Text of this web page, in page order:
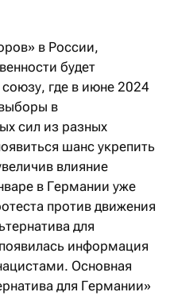
в России,
будет
где в июне 2024
в
сил из разных
шанс укрепить
влияние
в Германии уже
против движения
для
информация
Основная
для Германии»